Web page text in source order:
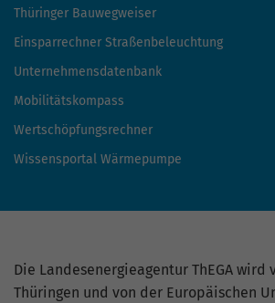
Thüringer Bauwegweiser
Einsparrechner Straßenbeleuchtung
Unternehmensdatenbank
Mobilitätskompass
Wertschöpfungsrechner
Wissensportal Wärmepumpe
Die Landesenergieagentur ThEGA wird
Thüringen und von der Europäischen